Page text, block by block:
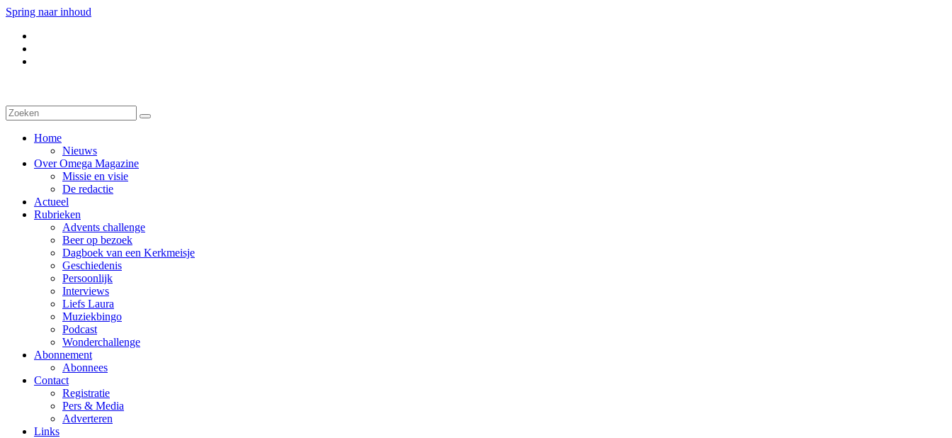
Spring naar inhoud
Home
Nieuws
Over Omega Magazine
Missie en visie
De redactie
Actueel
Rubrieken
Advents challenge
Beer op bezoek
Dagboek van een Kerkmeisje
Geschiedenis
Persoonlijk
Interviews
Liefs Laura
Muziekbingo
Podcast
Wonderchallenge
Abonnement
Abonnees
Contact
Registratie
Pers & Media
Adverteren
Links